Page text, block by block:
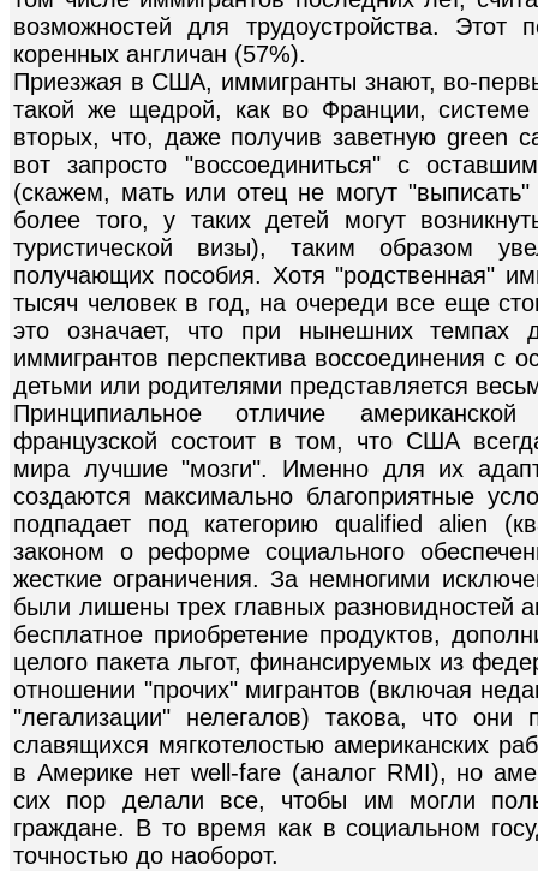
возможностей для трудоустройства. Этот
коренных англичан (57%).
Приезжая в США, иммигранты знают, во-
такой же щедрой, как во Франции, системе
вторых, что, даже получив заветную green
вот запросто "воссоединиться" с
(скажем, мать или отец не могут
более того, у таких детей могут
туристической визы), таким образом
получающих пособия. Хотя "родственная"
тысяч человек в год, на очереди все еще
это означает, что при нынешних темпах
иммигрантов перспектива воссоединения с
детьми или родителями представляется
Принципиальное отличие
французской состоит в том, что США
мира лучшие "мозги". Именно для их
создаются максимально благоприятные
подпадает под категорию qualified alien
законом о реформе социального
жесткие ограничения. За немногими
были лишены трех главных разновидностей
бесплатное приобретение продуктов,
целого пакета льгот, финансируемых из
отношении "прочих" мигрантов (включая
"легализации" нелегалов) такова, что они
славящихся мягкотелостью американских
в Америке нет well-fare (аналог RMI), но
сих пор делали все, чтобы им могли
граждане. В то время как в социальном
точностью до наоборот.